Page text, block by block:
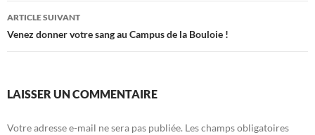
des
articles
ARTICLE SUIVANT
Venez donner votre sang au Campus de la Bouloie !
LAISSER UN COMMENTAIRE
Votre adresse e-mail ne sera pas publiée. Les champs obligatoires